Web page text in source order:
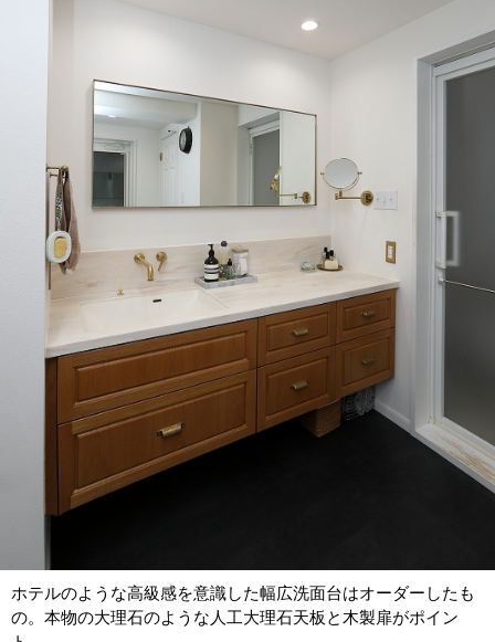
ホテルのような高級感を意識した幅広洗面台はオーダーしたも
の。本物の大理石のような人工大理石天板と木製扉がポイン